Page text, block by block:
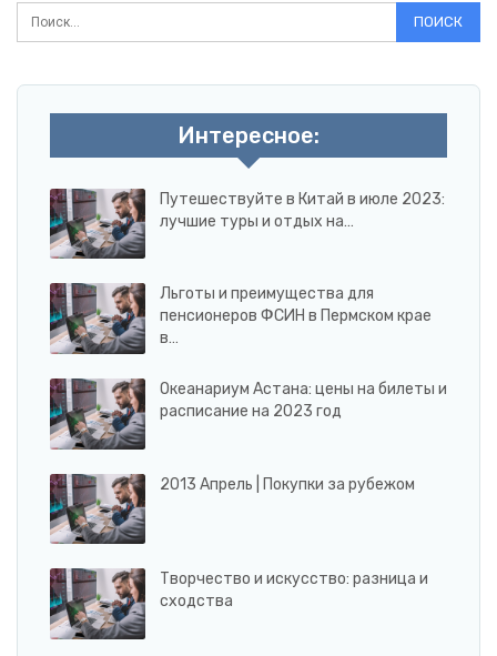
Интересное:
Путешествуйте в Китай в июле 2023:
лучшие туры и отдых на…
Льготы и преимущества для
пенсионеров ФСИН в Пермском крае
в…
Океанариум Астана: цены на билеты и
расписание на 2023 год
2013 Апрель | Покупки за рубежом
Творчество и искусство: разница и
сходства